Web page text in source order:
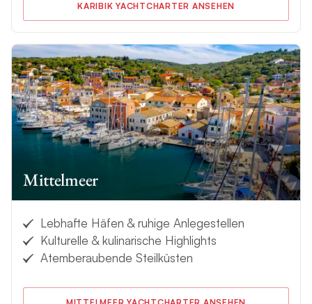
KARIBIK YACHTCHARTER ANSEHEN
Mittelmeer
Lebhafte Häfen & ruhige Anlegestellen
Kulturelle & kulinarische Highlights
Atemberaubende Steilküsten